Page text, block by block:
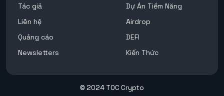
Tác giả
Liên hệ
Quảng cáo
Newsletters
Dự Án Tiềm Năng
Airdrop
DEFI
Kiến Thức
© 2024 TOC Crypto